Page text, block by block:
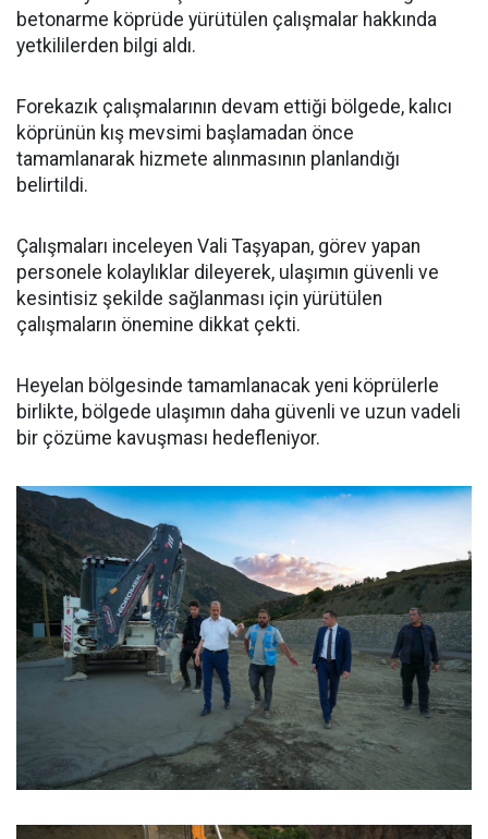
betonarme köprüde yürütülen çalışmalar hakkında
yetkililerden bilgi aldı.
Forekazık çalışmalarının devam ettiği bölgede, kalıcı
köprünün kış mevsimi başlamadan önce
tamamlanarak hizmete alınmasının planlandığı
belirtildi.
Çalışmaları inceleyen Vali Taşyapan, görev yapan
personele kolaylıklar dileyerek, ulaşımın güvenli ve
kesintisiz şekilde sağlanması için yürütülen
çalışmaların önemine dikkat çekti.
Heyelan bölgesinde tamamlanacak yeni köprülerle
birlikte, bölgede ulaşımın daha güvenli ve uzun vadeli
bir çözüme kavuşması hedefleniyor.